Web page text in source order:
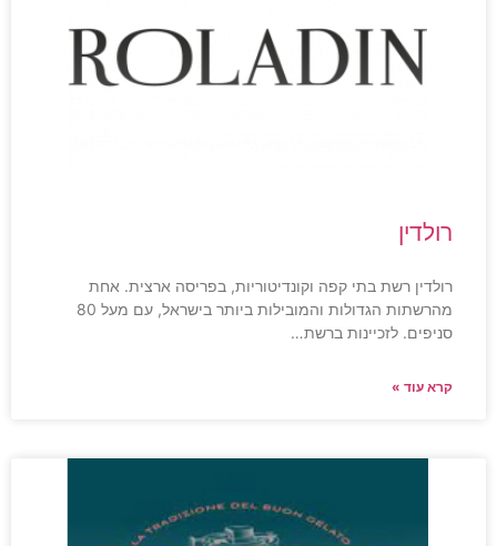
רולדין
רולדין רשת בתי קפה וקונדיטוריות, בפריסה ארצית. אחת
מהרשתות הגדולות והמובילות ביותר בישראל, עם מעל 80
סניפים. לזכיינות ברשת…
קרא עוד »